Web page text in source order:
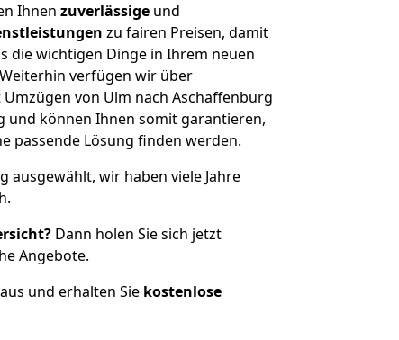
Ihnen zuverlässige und
zu fairen Preisen, damit
die wichtigen Dinge in Ihrem neuen
verfügen wir über
von Ulm nach Aschaffenburg
und können Ihnen somit garantieren,
passende Lösung finden werden.
ausgewählt, wir haben viele Jahre
Dann holen Sie sich jetzt
Angebote.
und erhalten Sie kostenlose